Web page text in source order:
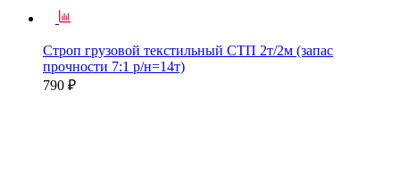
Строп грузовой текстильный СТП 2т/2м (запас
прочности 7:1 р/н=14т)
790 ₽